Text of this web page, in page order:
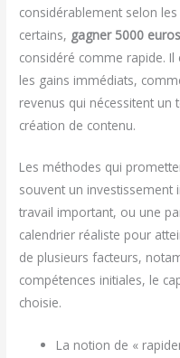
considérablement selon
certains, gagner 5000 euros
considéré comme rapide.
les gains immédiats,
revenus qui nécessitent un
création de contenu.
Les méthodes qui
souvent un investissement
travail important, ou une
calendrier réaliste pour
de plusieurs facteurs,
compétences initiales, le
choisie.
La notion de «